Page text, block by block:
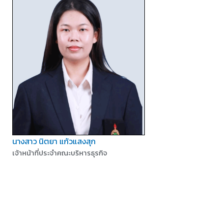
นางสาว นิตยา แก้วแสงสุก
เจ้าหน้าที่ประจำคณะบริหารธุรกิจ